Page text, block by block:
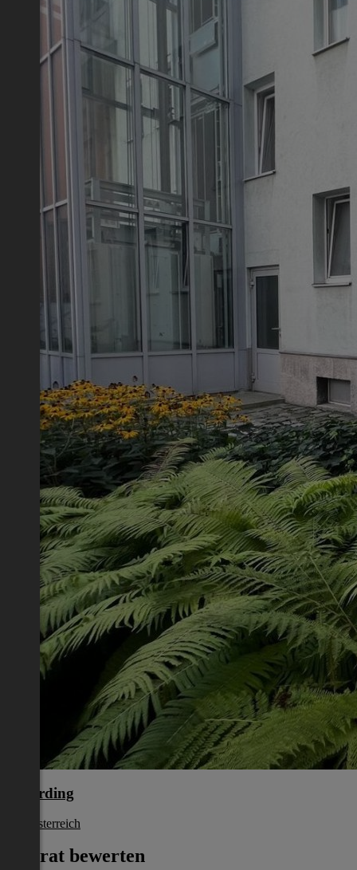
Schärding
Oberösterreich
Inserat bewerten